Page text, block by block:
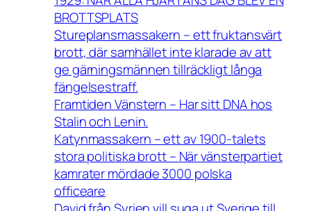
BROTTSPLATS
Stureplansmassakern – ett fruktansvärt
brott, där samhället inte klarade av att
ge gärningsmännen tillräckligt långa
fängelsestraff.
Framtiden Vänstern – Har sitt DNA hos
Stalin och Lenin.
Katynmassakern – ett av 1900-talets
stora politiska brott – När vänsterpartiet
kamrater mördade 3000 polska
officeare